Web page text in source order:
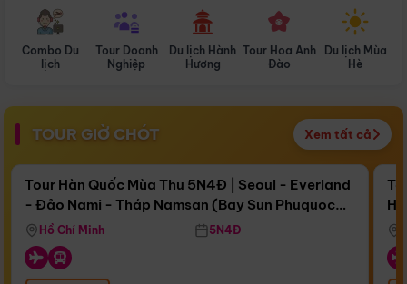
Combo Du
lịch
Tour Doanh
Nghiệp
Du lịch Hành
Hương
Tour Hoa Anh
Đào
Du lịch Mùa
Hè
TOUR GIỜ CHÓT Xem tất cả
Còn15 ngày 12:01:00
Bay Sun Phuquoc Airways
Điểm nổi bật
Tour Hàn Quốc Mùa Thu 5N4Đ | Seoul - Everland
- Đảo Nami - Tháp Namsan (Bay Sun Phuquoc
Airways)
Hồ Chí Minh 5N4Đ